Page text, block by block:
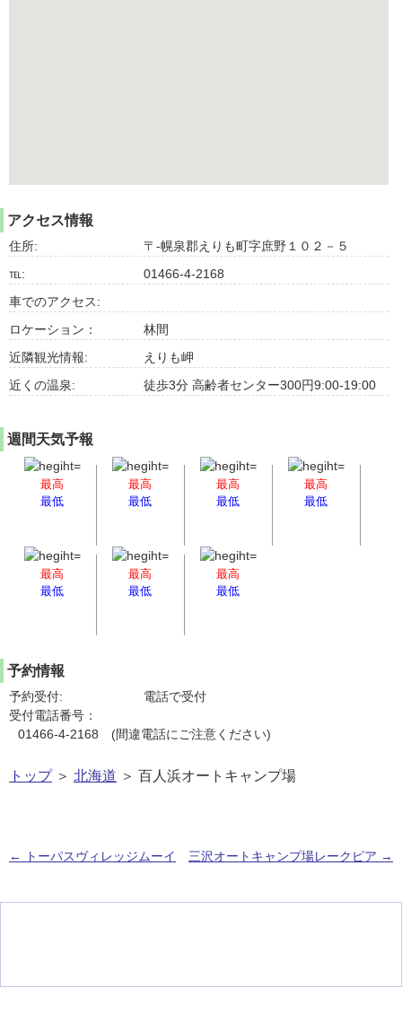
アクセス情報
住所:
〒-幌泉郡えりも町字庶野１０２－５
℡:
01466-4-2168
車でのアクセス:
ロケーション：
林間
近隣観光情報:
えりも岬
近くの温泉:
徒歩3分 高齢者センター300円9:00-19:00
週間天気予報
最高
最低
最高
最低
最高
最低
最高
最低
最高
最低
最高
最低
最高
最低
予約情報
予約受付:
電話で受付
受付電話番号：
01466-4-2168 (間違電話にご注意ください)
トップ＞ 北海道 ＞ 百人浜オートキャンプ場
← トーパスヴィレッジムーイ 三沢オートキャンプ場レークピア →